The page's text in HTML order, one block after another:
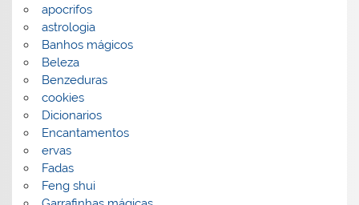
apocrifos
astrologia
Banhos mágicos
Beleza
Benzeduras
cookies
Dicionarios
Encantamentos
ervas
Fadas
Feng shui